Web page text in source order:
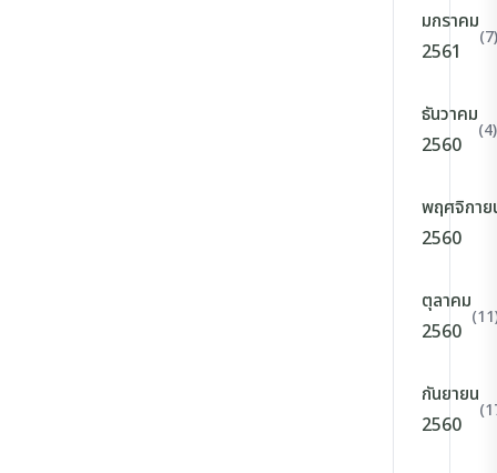
มกราคม
2561
(7)
ธันวาคม
2560
(4)
พฤศจิกาย
2560
ตุลาคม
2560
กันยายน
2560